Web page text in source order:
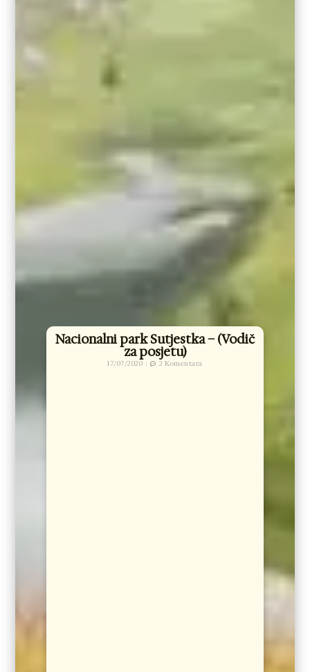
Nacionalni park Sutjestka – (Vodič
za posjetu)
17/07/2020 2 Komentara